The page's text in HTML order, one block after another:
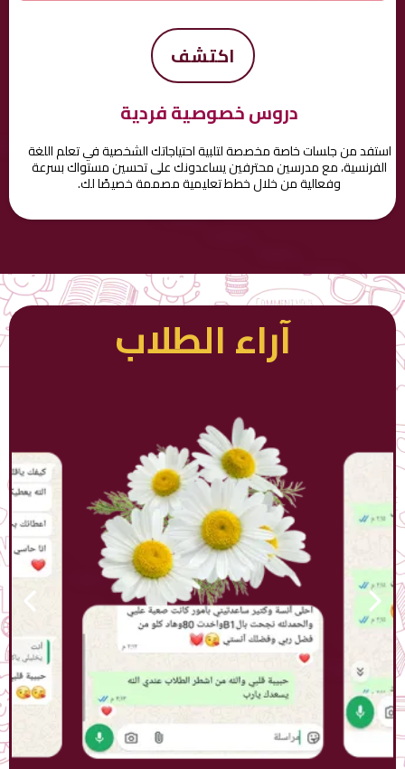
اكتشف
دروس خصوصية فردية
استفد من جلسات خاصة مخصصة لتلبية احتياجاتك الشخصية في تعلم اللغة
الفرنسية، مع مدرسين محترفين يساعدونك على تحسين مستواك بسرعة
وفعالية من خلال خطط تعليمية مصممة خصيصًا لك.
آراء الطلاب